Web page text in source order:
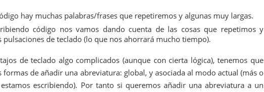
hay muchas palabras/frases que repetiremos y algunas muy largas.
código nos vamos dando cuenta de las cosas que repetimos y
de teclado (lo que nos ahorrará mucho tiempo).
de teclado algo complicados (aunque con cierta lógica), tenemos que
de añadir una abreviatura: global, y asociada al modo actual (más o
escribiendo). Por tanto si queremos añadir una abreviatura a un